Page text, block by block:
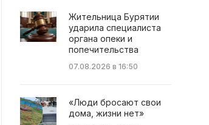
Жительница Бурятии
ударила специалиста
органа опеки и
попечительства
07.08.2026 в 16:50
«Люди бросают свои
дома, жизни нет»